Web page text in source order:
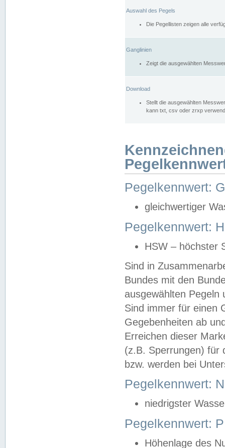
Auswahl des Pegels
Die Pegellisten zeigen alle
Ganglinien
Zeigt die ausgewählten
Download
Stellt die ausgewählten
kann txt, csv oder zrxp
Pegelkennwert:
gleichwertiger
Pegelkennwert:
HSW – höchster
Sind in
Bundes mit den
ausgewählten
Sind immer für einen
Gegebenheiten ab
Erreichen dieser
(z.B. Sperrungen) für
bzw. werden bei
Pegelkennwert:
niedrigster
Pegelkennwert:
Höhenlage des